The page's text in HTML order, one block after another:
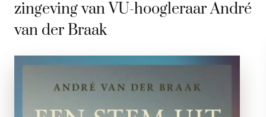
zingeving van VU-hoogleraar André
van der Braak